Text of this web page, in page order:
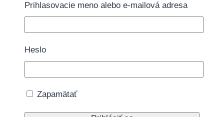
Doprava zdarma nad 40€
Prihlasovacie meno alebo e-mailová adresa
Heslo
Zapamätať